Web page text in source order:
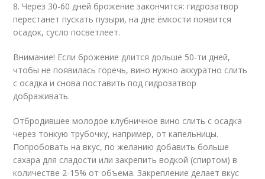
8. Через 30-60 дней брожение закончится: гидрозатвор
перестанет пускать пузыри, на дне ёмкости появится
осадок, сусло посветлеет.
Внимание! Если брожение длится дольше 50-ти дней,
чтобы не появилась горечь, вино нужно аккуратно слить
с осадка и снова поставить под гидрозатвор
дображивать.
Отбродившее молодое клубничное вино слить с осадка
через тонкую трубочку, например, от капельницы.
Попробовать на вкус, по желанию добавить больше
сахара для сладости или закрепить водкой (спиртом) в
количестве 2-15% от объема. Закрепление делает вкус